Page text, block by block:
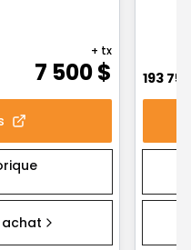
7 500$
+ tx
193